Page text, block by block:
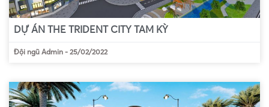
DỰ ÁN THE TRIDENT CITY TAM KỲ
Đội ngũ Admin - 25/02/2022